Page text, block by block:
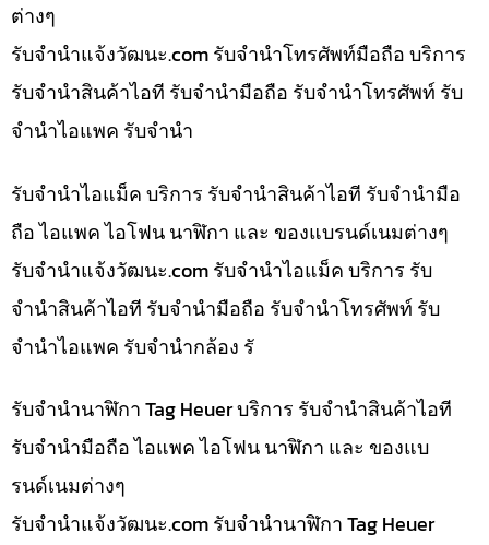
ต่างๆ
รับจํานําแจ้งวัฒนะ.com รับจำนำโทรศัพท์มือถือ บริการ
รับจำนำสินค้าไอที รับจำนำมือถือ รับจำนำโทรศัพท์ รับ
จำนำไอแพค รับจำนำ
รับจำนำไอแม็ค บริการ รับจำนำสินค้าไอที รับจำนำมือ
ถือ ไอแพค ไอโฟน นาฬิกา และ ของแบรนด์เนมต่างๆ
รับจํานําแจ้งวัฒนะ.com รับจำนำไอแม็ค บริการ รับ
จำนำสินค้าไอที รับจำนำมือถือ รับจำนำโทรศัพท์ รับ
จำนำไอแพค รับจำนำกล้อง รั
รับจำนำนาฬิกา Tag Heuer บริการ รับจำนำสินค้าไอที
รับจำนำมือถือ ไอแพค ไอโฟน นาฬิกา และ ของแบ
รนด์เนมต่างๆ
รับจํานําแจ้งวัฒนะ.com รับจำนำนาฬิกา Tag Heuer